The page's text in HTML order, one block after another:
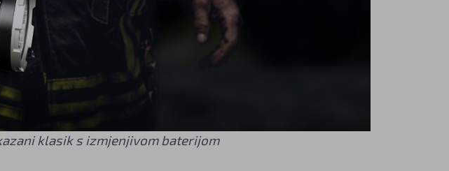
klasik s izmjenjivom baterijom